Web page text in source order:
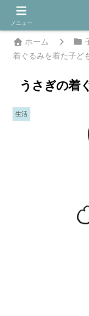
ホーム
着ぐるみを着た子ど
うさぎの着
生活
メニュー